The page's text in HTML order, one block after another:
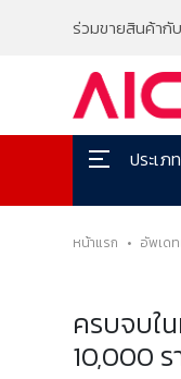
ร่วมขายสินค้ากับ
ประเภ
หน้าแรก • อัพเด
ครบจบใ
10,000